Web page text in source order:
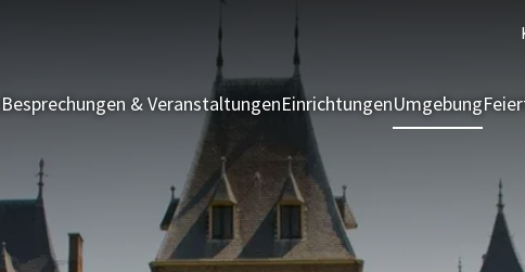
Besprechungen & VeranstaltungenEinrichtungenUmgebung